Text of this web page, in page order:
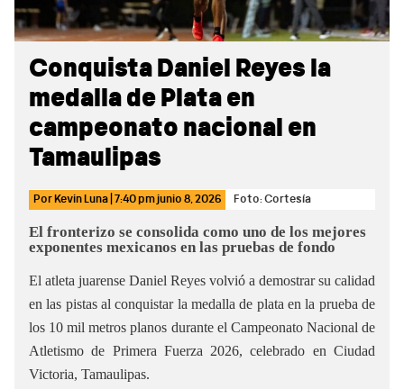
Conquista Daniel Reyes la
medalla de Plata en
campeonato nacional en
Tamaulipas
Por Kevin Luna 7:40 pmjunio 8, 2026 Foto: Cortesía
El fronterizo se consolida como uno de los mejores
exponentes mexicanos en las pruebas de fondo
El atleta juarense Daniel Reyes volvió a demostrar su calidad
en las pistas al conquistar la medalla de plata en la prueba de
los 10 mil metros planos durante el Campeonato Nacional de
Atletismo de Primera Fuerza 2026, celebrado en Ciudad
Victoria, Tamaulipas.